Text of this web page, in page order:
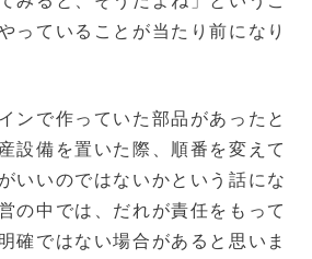
っていることが当たり前になり
ンで作っていた部品があったと
設備を置いた際、順番を変えて
いいのではないかという話にな
の中では、だれが責任をもって
確ではない場合があると思いま